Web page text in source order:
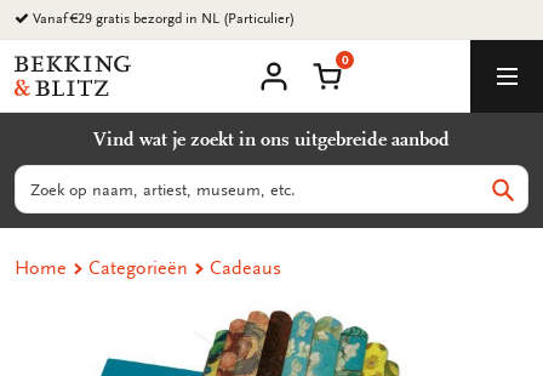
Ga
naar
content
Vanaf €29 gratis bezorgd in NL (Particulier)
Bekking
&
B.V.
account
Winkelmand
0
Vind wat je zoekt in ons uitgebreide aanbod
Zoeken
Home Categorieën Cadeaus